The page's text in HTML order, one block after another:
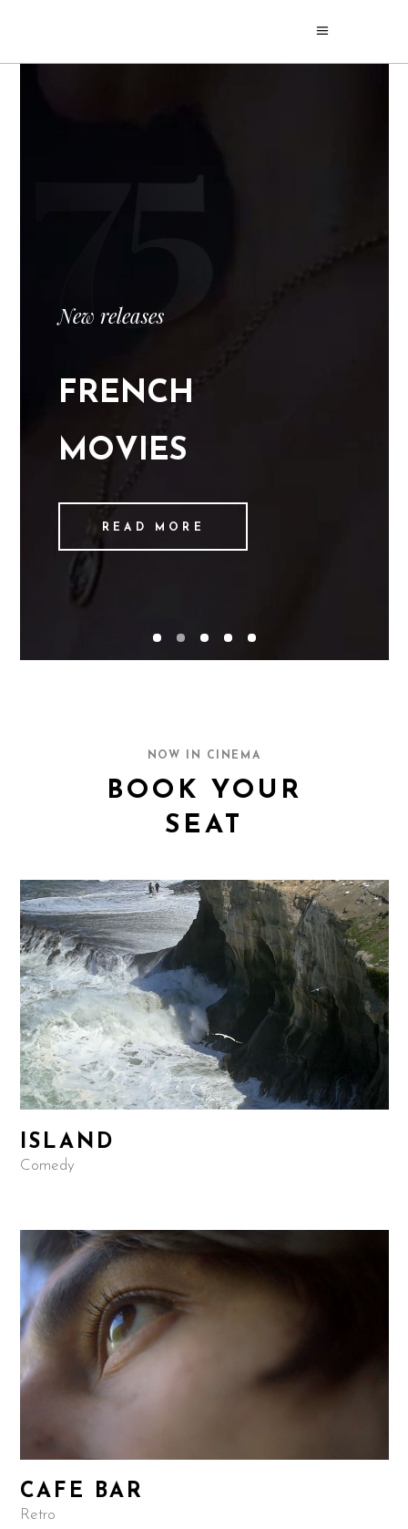
New releases
FRENCH
MOVIES
READ MORE
NOW IN CINEMA
BOOK YOUR
SEAT
ISLAND
Comedy
CAFE BAR
Retro